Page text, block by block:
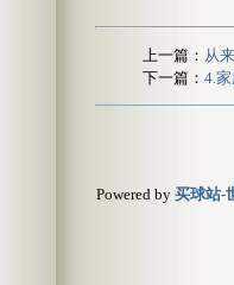
上一篇： 从
下一篇： 4.
Powered by 买球站-